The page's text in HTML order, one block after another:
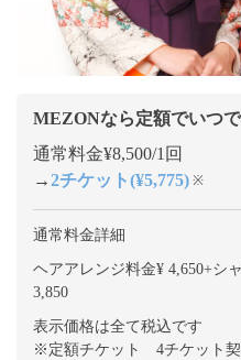
MEZONなら定額でいつ
通常料金¥8,500/1回
→2チケット(¥5,775) ※
通常料金詳細
ヘアアレンジ料金¥ 4,650+シ
3,850
表示価格は全て税込です
※定額チケット 4チケット